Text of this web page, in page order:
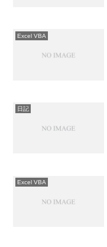
Excel VBA
日記
Excel VBA